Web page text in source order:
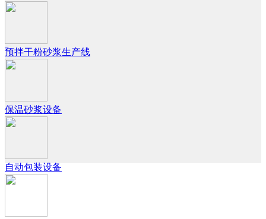
预拌干粉砂浆生产线
保温砂浆设备
自动包装设备